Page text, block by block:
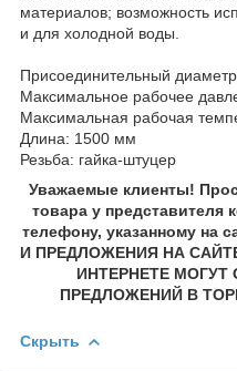
материалов; возможность
и для холодной воды.
Присоединительный
Максимальное рабочее
Максимальная рабочая
Длина: 1500 мм
Резьба: гайка-штуцер
Уважаемые клиенты!
товара у представителя
телефону, указанному на
И ПРЕДЛОЖЕНИЯ НА
ИНТЕРНЕТЕ МОГУТ
ПРЕДЛОЖЕНИЙ В
Скрыть